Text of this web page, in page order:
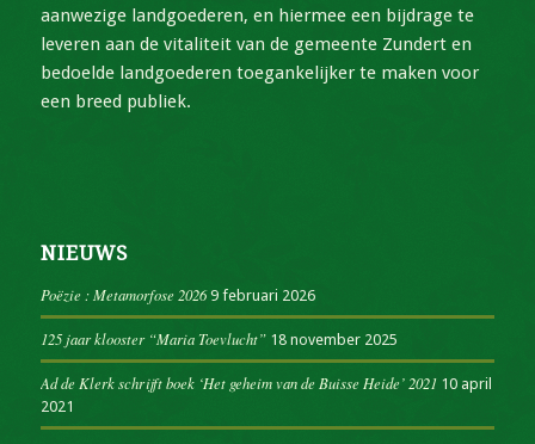
aanwezige landgoederen, en hiermee een bijdrage te
leveren aan de vitaliteit van de gemeente Zundert en
bedoelde landgoederen toegankelijker te maken voor
een breed publiek.
NIEUWS
Poëzie : Metamorfose 2026 9 februari 2026
125 jaar klooster “Maria Toevlucht” 18 november 2025
Ad de Klerk schrijft boek ‘Het geheim van de Buisse Heide’ 2021 10 april
2021